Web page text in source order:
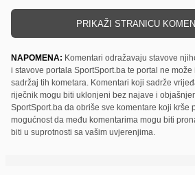
PRIKAŽI STRANICU
NAPOMENA: Komentari odražavaju stavove
i stavove portala SportSport.ba te portal ne
sadržaj tih kometara. Komentari koji sadrže
riječnik mogu biti uklonjeni bez najave i
SportSport.ba da obriše sve komentare koji krše
mogućnost da među komentarima mogu biti
biti u suprotnosti sa vašim uvjerenjima.